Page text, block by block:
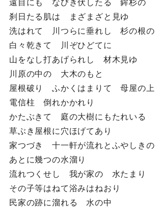
遠目にも なびき伏したる 鉾杉の
刹日たる肌は まざまざと見ゆ
洗はれて 川つらに垂れし 杉の根の
白々乾きて 川ぞひどてに
山をなし打あげられし 材木見ゆ
川原の中の 大木のもと
屋根破り ふかくはまりて 母屋の上
電信柱 倒れかかれり
かたぶきて 庭の大樹にもたれいる
草ぶき屋根に穴ほげてあり
家つづき 十一軒が流れとふやしきの
あとに幾つの水溜り
流れつくせし 我が家の 水たまり
その子等はねて浴みはねおり
民家の跡に溜れる 水の中